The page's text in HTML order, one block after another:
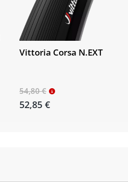
Vittoria Corsa N.EXT
54,80 €
52,85 €